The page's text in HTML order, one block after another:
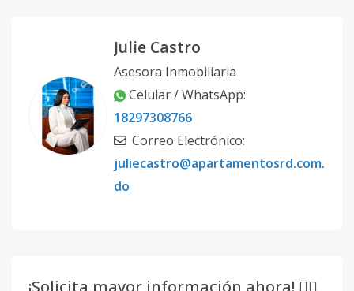
Julie Castro
Asesora Inmobiliaria
Celular / WhatsApp:
18297308766
Correo Electrónico:
juliecastro@apartamentosrd.com.
do
¡Solicita mayor información ahora! 👇🏽